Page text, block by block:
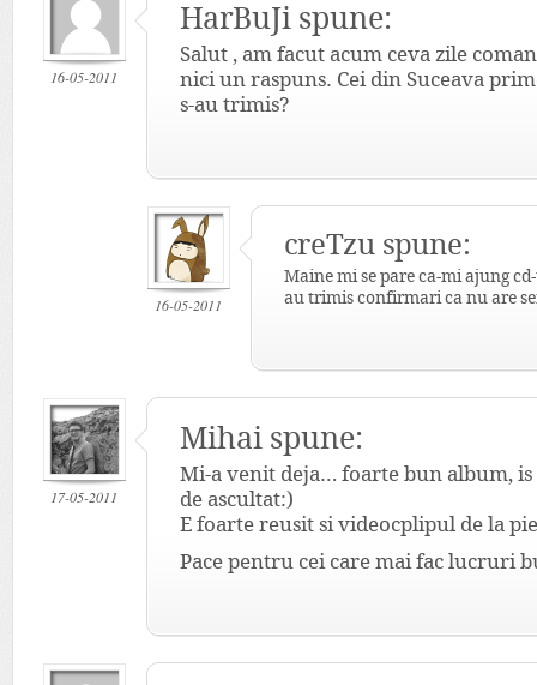
16-05-2011
HarBuJi spune:
Salut , am facut acum ceva zile
nici un raspuns. Cei din Suceava
s-au trimis?
16-05-2011
creTzu spune:
Maine mi se pare ca-mi ajung
au trimis confirmari ca nu are
17-05-2011
Mihai spune:
Mi-a venit deja… foarte bun album,
de ascultat:)
E foarte reusit si videocplipul de la
Pace pentru cei care mai fac lucruri